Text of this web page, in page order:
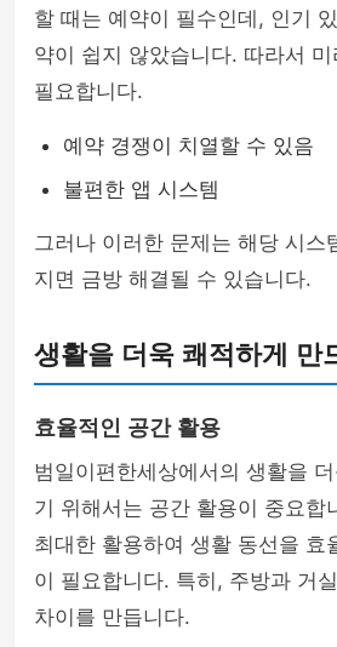
할 때는 예약이 필수인데, 인기
약이 쉽지 않았습니다. 따라서
필요합니다.
예약 경쟁이 치열할 수 있음
불편한 앱 시스템
그러나 이러한 문제는 해당 시스
지면 금방 해결될 수 있습니다.
생활을 더욱 쾌적하게 만
효율적인 공간 활용
범일이편한세상에서의 생활을
기 위해서는 공간 활용이 중요합
최대한 활용하여 생활 동선을 효
이 필요합니다. 특히, 주방과 거
차이를 만듭니다.